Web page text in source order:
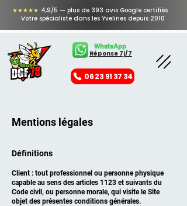
★★★★★ 4,9/5 — plus de 393 avis Google certifiés ·
Votre spécialiste dans les Yvelines depuis 2010
Réponse 7j/7
WhatsApp
06 23 91 37 34
Mentions légales
Définitions
Client : tout professionnel ou personne physique
capable au sens des articles 1123 et suivants du
Code civil, ou personne morale, qui visite le Site
objet des présentes conditions générales.